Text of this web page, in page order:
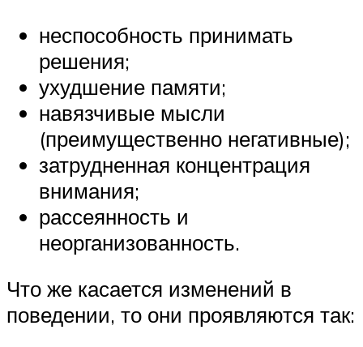
неспособность принимать
решения;
ухудшение памяти;
навязчивые мысли
(преимущественно негативные);
затрудненная концентрация
внимания;
рассеянность и
неорганизованность.
Что же касается изменений в
поведении, то они проявляются так: